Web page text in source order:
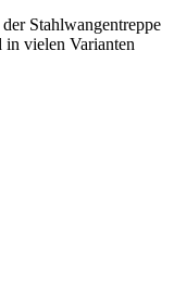
Stahlwangentreppe
in vielen Varianten